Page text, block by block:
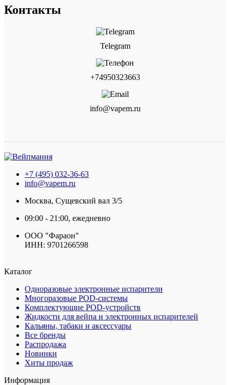
Контакты
Telegram
+74950323663
info@vapem.ru
+7 (495) 032-36-63
info@vapem.ru
Москва, Сущевский вал 3/5
09:00 - 21:00, ежедневно
ООО "Фараон"
ИНН: 9701266598
Каталог
Одноразовые электронные испарители
Многоразовые POD-системы
Комплектующие POD-устройств
Жидкости для вейпа и электронных испарителей
Кальяны, табаки и аксессуары
Все бренды
Распродажа
Новинки
Хиты продаж
Информация